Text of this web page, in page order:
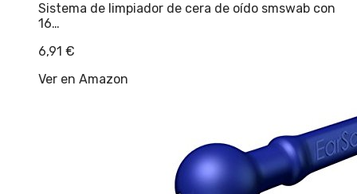
Sistema de limpiador de cera de oído smswab con
16…
6,91 €
Ver en Amazon